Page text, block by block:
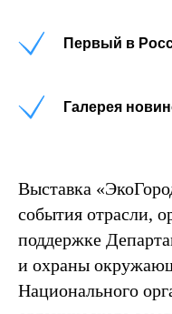
Первый в
Галерея
Выставка
события отрасли,
поддержке
и охраны
Национального